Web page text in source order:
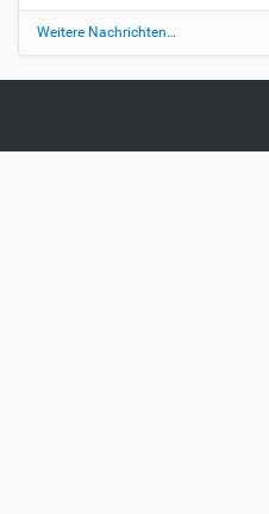
Weitere Nachrichten…